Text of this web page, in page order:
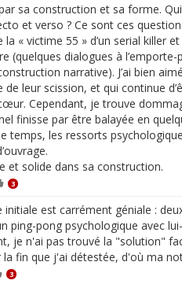
sa construction et sa forme.
et verso ? Ce sont ces
« victime 55 » d’un serial killer
(quelques dialogues à
narrative). J’ai bien
leur scission, et qui continue
Cependant, je trouve
finisse par être balayée en
les ressorts
et solide dans sa construction.
3
est carrément géniale :
pong psychologique avec
je n'ai pas trouvé la "solution"
fin que j'ai détestée, d'où ma
3